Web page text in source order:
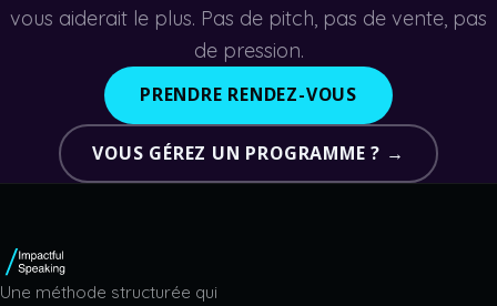
vous aiderait le plus. Pas de pitch, pas de vente, pas
de pression.
PRENDRE RENDEZ-VOUS
VOUS GÉREZ UN PROGRAMME ? →
Une méthode structurée qui